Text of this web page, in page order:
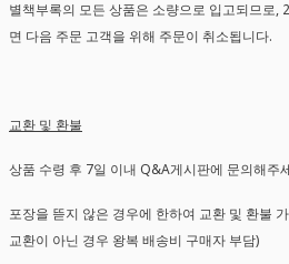
별책부록의 모든 상품은 소량으로 입고되므로,
면 다음 주문 고객을 위해 주문이 취소됩니다.
교환 및 환불
상품 수령 후 7일 이내 Q&A게시판에 문의해주
포장을 뜯지 않은 경우에 한하여 교환 및 환불
교환이 아닌 경우 왕복 배송비 구매자 부담)